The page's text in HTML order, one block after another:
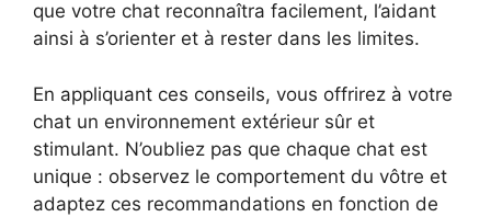
que votre chat reconnaîtra facilement, l’aidant
ainsi à s’orienter et à rester dans les limites.
En appliquant ces conseils, vous offrirez à votre
chat un environnement extérieur sûr et
stimulant. N’oubliez pas que chaque chat est
unique : observez le comportement du vôtre et
adaptez ces recommandations en fonction de